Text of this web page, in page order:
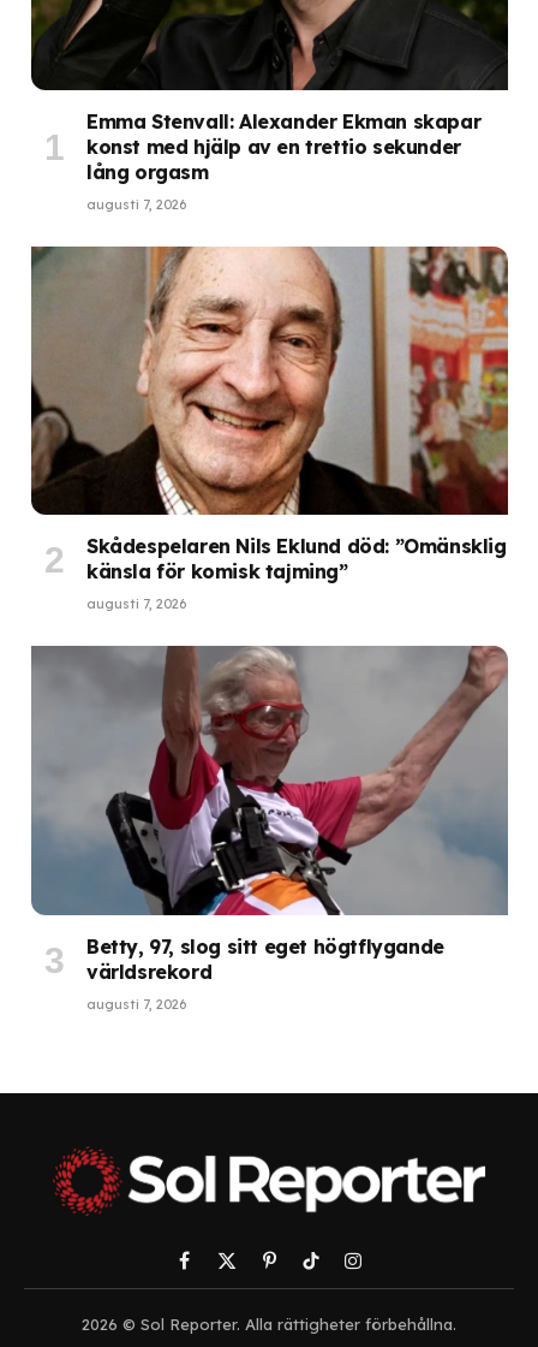
Emma Stenvall: Alexander Ekman skapar
konst med hjälp av en trettio sekunder
lång orgasm
augusti 7, 2026
Skådespelaren Nils Eklund död: ”Omänsklig
känsla för komisk tajming”
augusti 7, 2026
Betty, 97, slog sitt eget högtflygande
världsrekord
augusti 7, 2026
Facebook
X
(Twitter)
PinterestTikTokInstagram
2026 © Sol Reporter. Alla rättigheter förbehållna.